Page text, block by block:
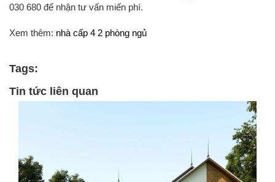
030 680 để nhận tư vấn miến phí.
Xem thêm: nhà cấp 4 2 phòng ngủ
Tags:
Tin tức liên quan